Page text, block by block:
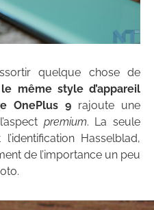
quelque chose de
le même style d’appareil
OnePlus 9 rajoute une
premium. La seule
Hasselblad,
de l’importance un peu